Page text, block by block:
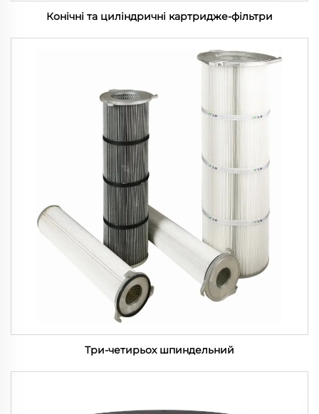
Конічні та циліндричні картридже-фільтри
Три-четирьох шпиндельний